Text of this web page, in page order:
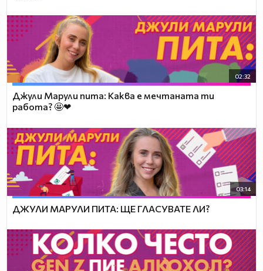
02:32
Джули Марули пита: Каква е мечтаната ти
работа? 🤩❤
03:14
ДЖУЛИ МАРУЛИ ПИТА: ЩЕ ГЛАСУВАТЕ ЛИ?